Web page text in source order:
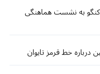
کنگو به نشست هماهنگی
خط قرمز تایوان